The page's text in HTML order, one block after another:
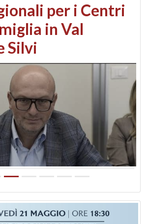
per i Centri
in Val
Silvi